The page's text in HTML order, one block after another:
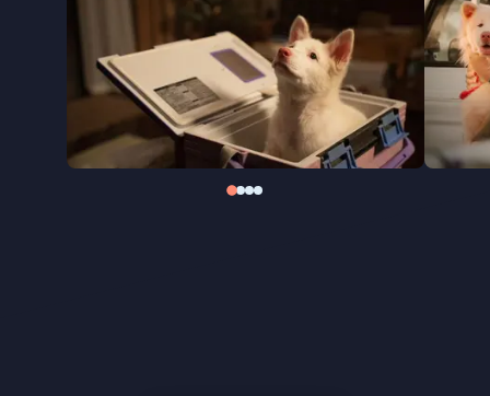
Met veel warmte en oprechte emotie laat Gohan
zien hoe één dier veel impact kan hebben op de
mensen die hij ontmoet. Wat het verhaal nog
mooier maakt: de film is geïnspireerd op de ware
geschiedenis van Hima, de hond van de regisseur,
die ooit van straat werd gered en zelf de oudere
versie van Gohan speelt. Een nieuwe Thaise